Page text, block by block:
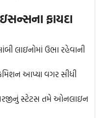
ફાયદા
લાઇનોમાં ઉભા રહેવાની
આપ્યા વગર સીધી
સ્ટેટસ તમે ઓનલાઇન